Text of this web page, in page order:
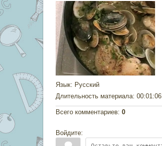
Язык: Русский
Длительность материала: 00:01:06
Всего комментариев: 0
Войдите: